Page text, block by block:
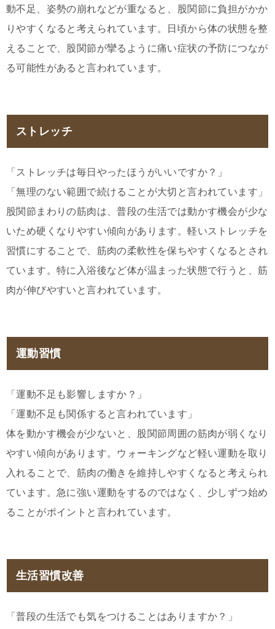
動不足、姿勢の崩れなどが重なると、股関節に負担がかか
りやすくなると考えられています。日頃から体の状態を整
えることで、股関節が攣るように痛い症状の予防につなが
る可能性があると言われています。
ストレッチ
「ストレッチは毎日やったほうがいいですか？」
「無理のない範囲で続けることが大切と言われています」
股関節まわりの筋肉は、普段の生活では動かす機会が少な
いため硬くなりやすい傾向があります。軽いストレッチを
習慣にすることで、筋肉の柔軟性を保ちやすくなるとされ
ています。特に入浴後など体が温まった状態で行うと、筋
肉が伸びやすいと言われています。
運動習慣
「運動不足も影響しますか？」
「運動不足も関係すると言われています」
体を動かす機会が少ないと、股関節周囲の筋肉が弱くなり
やすい傾向があります。ウォーキングなど軽い運動を取り
入れることで、筋肉の働きを維持しやすくなると考えられ
ています。急に強い運動をするのではなく、少しずつ始め
ることがポイントと言われています。
生活習慣改善
「普段の生活でも気をつけることはありますか？」